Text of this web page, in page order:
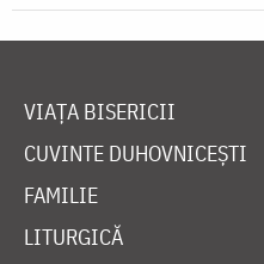
VIAȚA BISERICII
CUVINTE DUHOVNICEȘTI
FAMILIE
LITURGICĂ